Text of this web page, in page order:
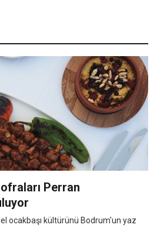
Perran
ocakbaşı kültürünü Bodrum'un yaz